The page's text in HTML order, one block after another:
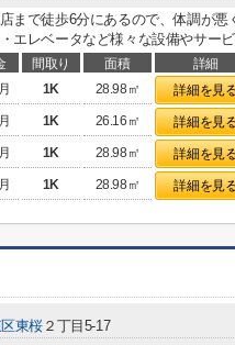
まで徒歩6分にあるので、体調が悪
エレベータなど様々な設備やサー
間取り 面積 詳細
1K 28.98㎡ 詳細を見
1K 26.16㎡ 詳細を見
1K 28.98㎡ 詳細を見
1K 28.98㎡ 詳細を見
東桜 ２丁目5-17